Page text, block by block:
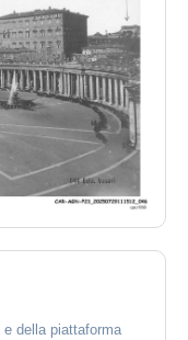
della piattaforma